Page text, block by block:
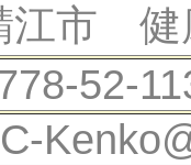
江市 健
52-